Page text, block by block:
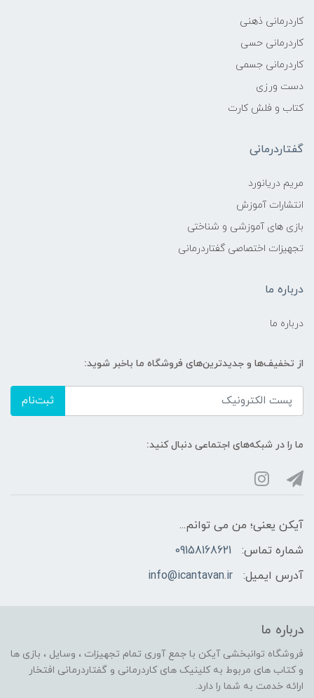
کاردرمانی ذهنی
کاردرمانی حسی
کاردرمانی جسمی
دست ورزی
کتاب و فلش کارت
گفتاردرمانی
مریم دریانورد
انتشارات آموزش
بازی های آموزشی و شناختی
تجهیزات اختصاصی گفتاردرمانی
درباره ما
درباره ما
از تخفیف‌ها و جدیدترین‌های فروشگاه ما باخبر شوید:
ثبت‌نام
ما را در شبکه‌های اجتماعی دنبال کنید:
آیکن یعنی؛ من می توانم...
شماره تماس:
09158168621
آدرس ایمیل:
info@icantavan.ir
درباره ما
فروشگاه توانبخشی آیکن با جمع آوری تمام تجهیزات ، وسایل ، بازی ها
و کتاب های مربوط به کلینیک های کاردرمانی و گفتاردرمانی افتخار
ارائه خدمت به شما را دارد.